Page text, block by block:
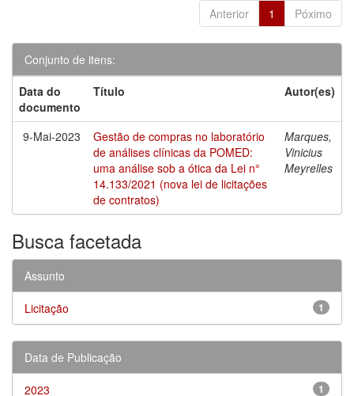
Anterior 1 Póximo
Conjunto de itens:
Data do
documento
Título Autor(es)
9-Mai-2023
Gestão de compras no laboratório
de análises clínicas da POMED:
uma análise sob a ótica da Lei n°
14.133/2021 (nova lei de licitações
de contratos)
Marques,
Vinicius
Meyrelles
Busca facetada
Assunto
1
Licitação
Data de Publicação
1
2023